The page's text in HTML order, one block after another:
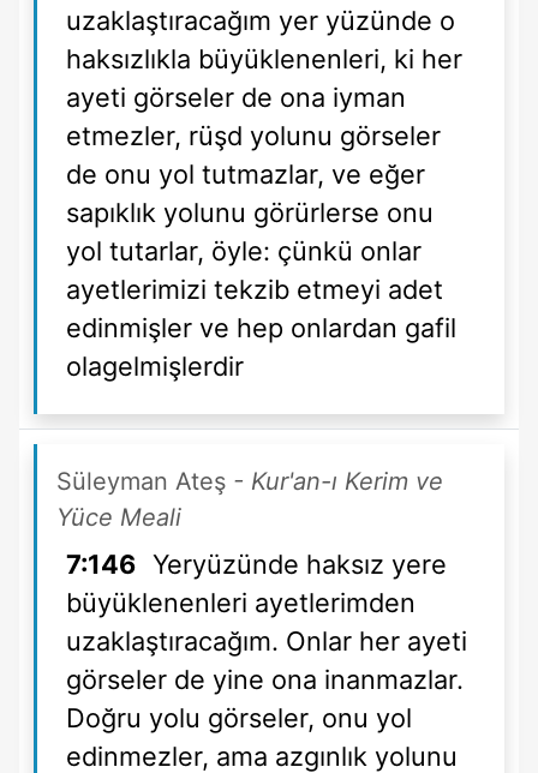
uzaklaştıracağım yer yüzünde o
haksızlıkla büyüklenenleri, ki her
ayeti görseler de ona iyman
etmezler, rüşd yolunu görseler
de onu yol tutmazlar, ve eğer
sapıklık yolunu görürlerse onu
yol tutarlar, öyle: çünkü onlar
ayetlerimizi tekzib etmeyi adet
edinmişler ve hep onlardan gafil
olagelmişlerdir
Süleyman Ateş - Kur'an-ı Kerim ve
Yüce Meali
7:146 Yeryüzünde haksız yere
büyüklenenleri ayetlerimden
uzaklaştıracağım. Onlar her ayeti
görseler de yine ona inanmazlar.
Doğru yolu görseler, onu yol
edinmezler, ama azgınlık yolunu